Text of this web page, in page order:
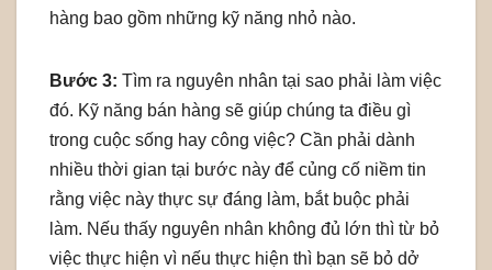
hàng bao gồm những kỹ năng nhỏ nào.
Bước 3: Tìm ra nguyên nhân tại sao phải làm việc
đó. Kỹ năng bán hàng sẽ giúp chúng ta điều gì
trong cuộc sống hay công việc? Cần phải dành
nhiều thời gian tại bước này để củng cố niềm tin
rằng việc này thực sự đáng làm, bắt buộc phải
làm. Nếu thấy nguyên nhân không đủ lớn thì từ bỏ
việc thực hiện vì nếu thực hiện thì bạn sẽ bỏ dở